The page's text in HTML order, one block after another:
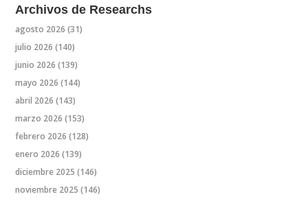
Archivos de Researchs
agosto 2026 (31)
julio 2026 (140)
junio 2026 (139)
mayo 2026 (144)
abril 2026 (143)
marzo 2026 (153)
febrero 2026 (128)
enero 2026 (139)
diciembre 2025 (146)
noviembre 2025 (146)